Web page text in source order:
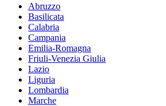
Abruzzo
Basilicata
Calabria
Campania
Emilia-Romagna
Friuli-Venezia Giulia
Lazio
Liguria
Lombardia
Marche